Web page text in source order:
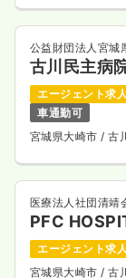
公益財団法人宮城
古川民主病
エージェント求人
車通勤可
宮城県大崎市 / 古
医療法人社団清靖
PFC
エージェント求人
宮城県大崎市/ 古